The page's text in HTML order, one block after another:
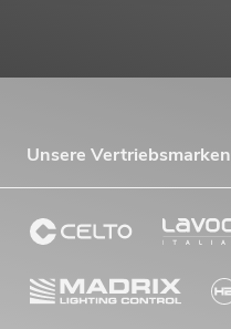
Unsere Vertriebsmarken